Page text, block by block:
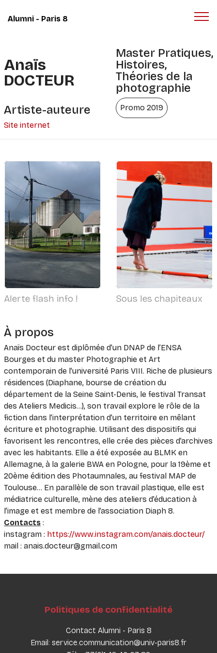
Alumni - Paris 8
Anaïs
DOCTEUR
Artiste-auteure
Site internet
Master Pratiques,
Histoires,
Théories de la
photographie
Promo 2019
Alerte flash info ! Sous les chapiteaux
À propos
Anaïs Docteur est diplômée d’un DNAP de l’ENSA
Bourges et du master Photographie et Art
contemporain de l’université Paris VIII. Riche de plusieurs
résidences (Diaphane, bourse de création du
département de la Seine Saint-Denis, le festival Transat
des Ateliers Medicis…), son travail explore le rôle de la
fiction dans l’interprétation d’un territoire en mêlant
écriture et photographie. Utilisant des dispositifs qui
favorisent les rencontres, elle crée des pièces d’archives
avec les habitants. Elle a été exposée au BLMK en
Allemagne, à la galerie BWA en Pologne, pour la 19ème et
20ème édition des Photaumnales, au festival MAP de
Toulouse… En parallèle de son travail plastique, elle est
médiatrice culturelle, mène des ateliers d’éducation à
l’image et est membre de l’association Diaph 8.
Contacts :
instagram : https://www.instagram.com/anais.docteur/
mail : anais.docteur@gmail.com
Politiques de confidentialité
Contact Alumni - Paris 8
Email: service.communication@univ-paris8.fr